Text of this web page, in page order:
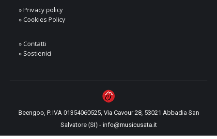
» Privacy policy
» Cookies Policy
» Contatti
» Sostienici
Beengoo, P. IVA 01354060525, Via Cavour 28, 53021 Abbadia San
Salvatore (SI) - info@musicusata.it